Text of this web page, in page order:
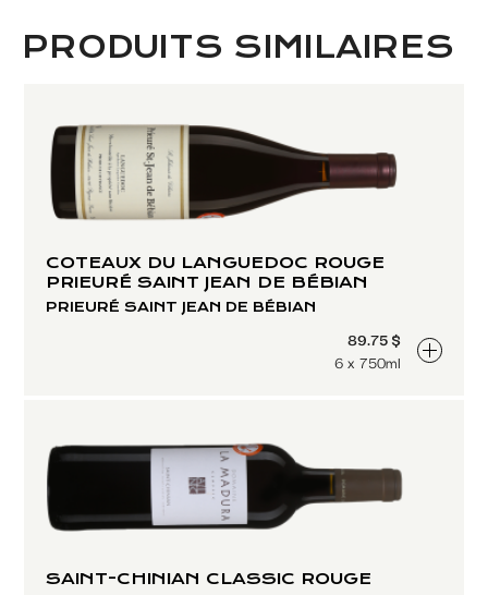
PRODUITS SIMILAIRES
COTEAUX DU LANGUEDOC ROUGE
PRIEURÉ SAINT JEAN DE BÉBIAN
PRIEURÉ SAINT JEAN DE BÉBIAN
89.75 $
6 x 750ml
SAINT-CHINIAN CLASSIC ROUGE